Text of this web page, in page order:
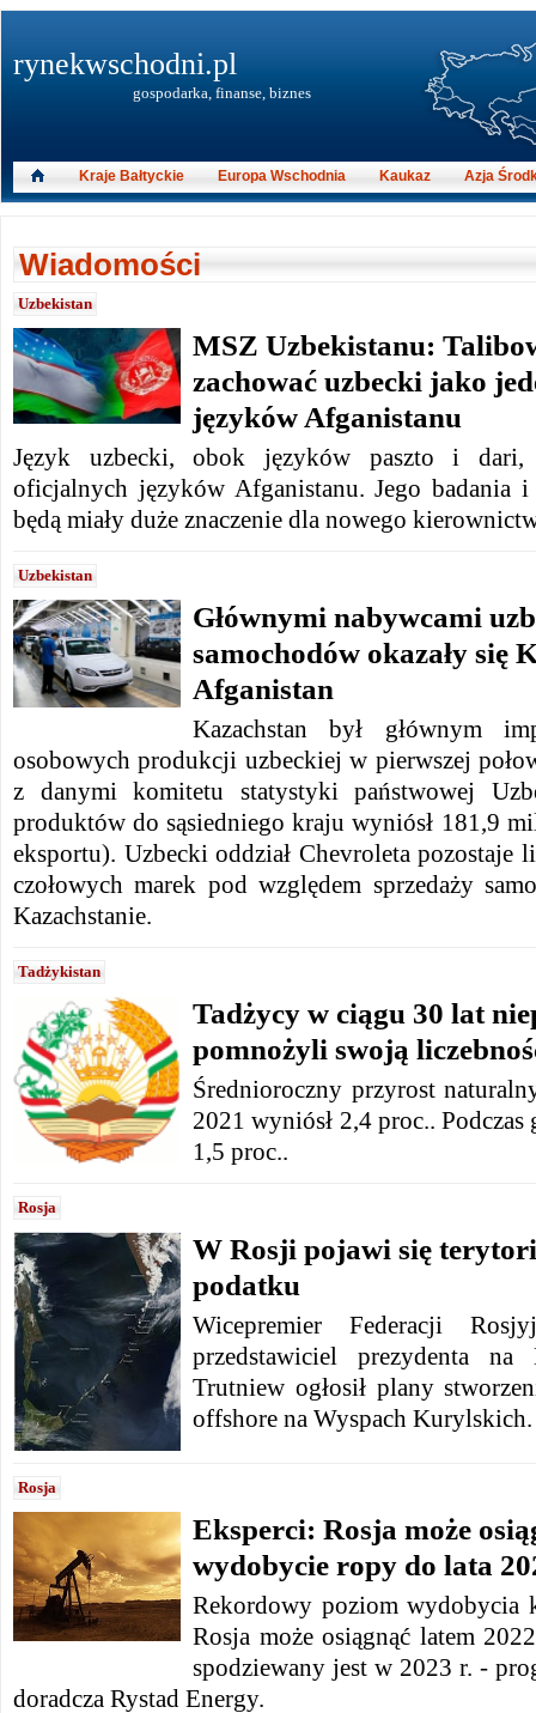
Wiadomości
Uzbekistan
MSZ Uzbekistanu:
zachować uzbecki jako
języków Afganistanu
Język uzbecki, obok języków paszto i dari,
oficjalnych języków Afganistanu.Jego badania
będą miały duże znaczenie dla nowego
Uzbekistan
Głównymi nabywcami
samochodów okazały się
Afganistan
Kazachstan był głównym
osobowych produkcji uzbeckiej w pierwszej
z danymi komitetu statystyki państwowej
produktów do sąsiedniego kraju wyniósł 181,9
eksportu). Uzbecki oddział Chevroleta pozostaje
czołowych marek pod względem sprzedaży
Kazachstanie.
Tadżykistan
Tadżycy w ciągu 30 lat
pomnożyli swoją
Średnioroczny przyrost
2021 wyniósł 2,4 proc..
1,5 proc..
Rosja
W Rosji pojawi się
podatku
Wicepremier Federacji
przedstawiciel prezydenta
Trutniew ogłosił plany
offshore na Wyspach Kurylskich.
Rosja
Eksperci: Rosja może
wydobycie ropy do lata
Rekordowy poziom wydobycia
Rosja może osiągnąć latem
spodziewany jest w 2023 r. -
doradcza Rystad Energy.
rynekwschodni.pl
gospodarka, finanse, biznes
Kraje Bałtyckie Europa Wschodnia Kaukaz Azja